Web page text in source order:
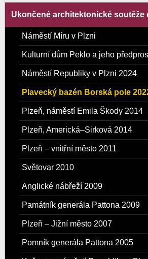
Ukončené architektonické soutěže
Náměstí Míru v Plzni
Kulturní dům Peklo a jeho
Náměstí Republiky v Plzni 2024
Plavecký bazén Borská pole
Plzeň, náměstí Emila Škody 2014
Plzeň, Americká–Sirková 2014
Plzeň – vnitřní město 2011
Světovar 2010
Anglické nábřeží 2009
Památník generála Pattona 2009
Plzeň – Jižní město 2007
Pomník generála Pattona 2005